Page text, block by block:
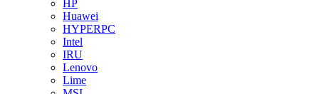
HP
Huawei
HYPERPC
Intel
IRU
Lenovo
Lime